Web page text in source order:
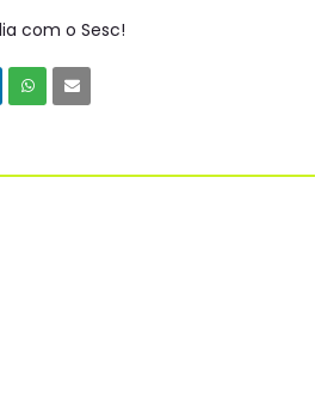
com o Sesc!